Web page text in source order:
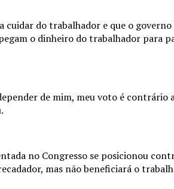
do trabalhador e que o governo
o dinheiro do trabalhador para
de mim, meu voto é contrário
no Congresso se posicionou
mas não beneficiará o